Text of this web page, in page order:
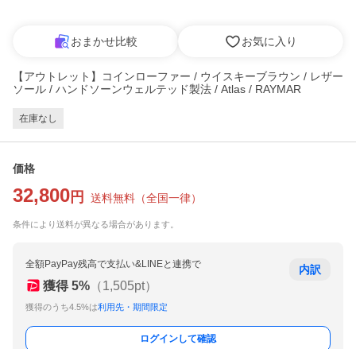
おまかせ比較 お気に入り
【アウトレット】コインローファー / ウイスキーブラウン / レザー
ソール / ハンドソーンウェルテッド製法 / Atlas / RAYMAR
在庫なし
価格
32,800 円 送料無料 （全国一律）
条件により送料が異なる場合があります。
全額PayPay残高で支払い&LINEと連携で
獲得 5% （1,505pt）
獲得のうち4.5%は利用先・期間限定
内訳
ログインして確認